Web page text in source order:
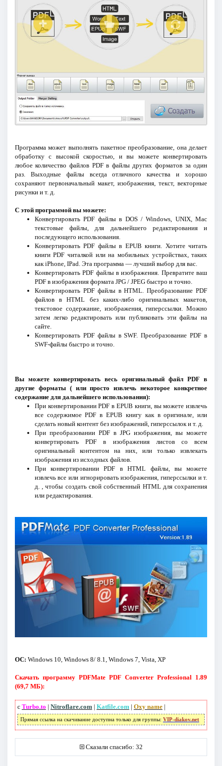
Программа может выполнять пакетное преобразование, она делает
обработку с высокой скоростью, и вы можете конвертировать
любое количество файлов PDF в файлы других форматов за один
раз. Выходные файлы всегда отличного качества и хорошо
сохраняют первоначальный макет, изображения, текст, векторные
рисунки и т. д.
С этой программой вы можете:
Конвертировать PDF файлы в DOS / Windows, UNIX, Mac
текстовые файлы, для дальнейшего редактирования и
последующего использования.
Конвертировать PDF файлы в EPUB книги. Хотите читать
книги PDF читалкой или на мобильных устройствах, таких
как iPhone, IPad. Эта программа — лучший выбор для вас.
Конвертировать PDF файлы в изображения. Превратите ваш
PDF в изображения формата JPG / JPEG быстро и точно.
Конвертировать PDF файлы в HTML. Преобразование PDF
файлов в HTML без каких-либо оригинальных макетов,
текстовое содержание, изображения, гиперссылки. Можно
затем легко редактировать или публиковать эти файлы на
сайте.
Конвертировать PDF файлы в SWF. Преобразование PDF в
SWF-файлы быстро и точно.
Вы можете конвертировать весь оригинальный файл PDF в
другие форматы ( или просто извлечь некоторое конкретное
содержание для дальнейшего использования):
При конвертировании PDF в EPUB книги, вы можете извлечь
все содержимое PDF в EPUB книгу как в оригинале, или
сделать новый контент без изображений, гиперссылок и т. д.
При преобразовании PDF в JPG изображения, вы можете
конвертировать PDF в изображения листов со всем
оригинальный контентом на них, или только извлекать
изображения из исходных файлов.
При конвертировании PDF в HTML файлы, вы можете
извлечь все или игнорировать изображения, гиперссылки и т.
д. , чтобы создать свой собственный HTML для сохранения
или редактирования.
ОC: Windows 10, Windows 8/ 8.1, Windows 7, Vista, XP
Скачать программу PDFMate PDF Converter Professional 1.89
(69,7 МБ):
с Turbo.to | Nitroflare.com| Katfile.com| Oxy name|
Прямая ссылка на скачивание доступна только для группы: VIP-diakov.net
Сказали спасибо: 32